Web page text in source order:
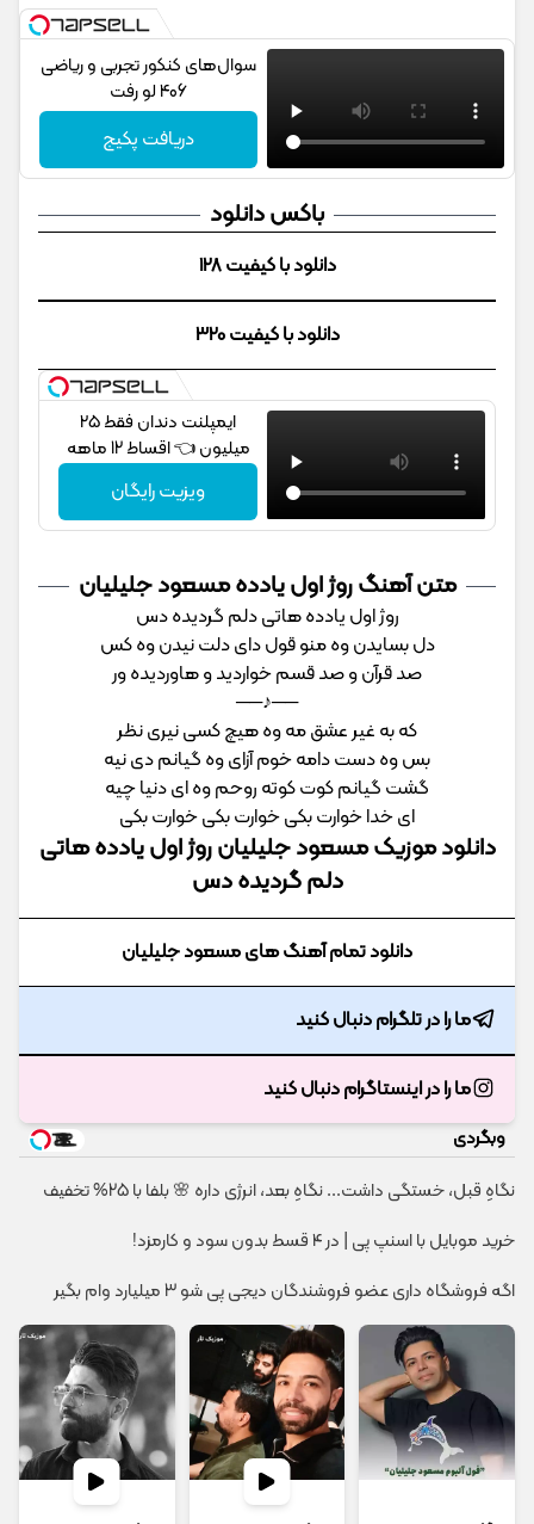
سوال‌های کنکور تجربی و ریاضی
406 لو رفت
دریافت پکیج
باکس دانلود
دانلود با کیفیت 128
دانلود با کیفیت 320
ایمپلنت دندان فقط ۲۵
میلیون 👈 اقساط 12 ماهه
ویزیت رایگان
متن آهنگ روژ اول یادده مسعود جلیلیان
روژ اول یادده هاتی دلم گردیده دس
دل بسایدن وه منو قول دای دلت نیدن وه کس
صد قرآن و صد قسم خواردید و هاوردیده ور
──♪──
که به غیر عشق مه وه هیچ کسی نیری نظر
بس وه دست دامه خوم آزای وه گیانم دی نیه
گشت گیانم کوت کوته روحم وه ای دنیا چیه
ای خدا خوارت بکی خوارت بکی خوارت بکی
دانلود موزیک مسعود جلیلیان روژ اول یادده هاتی
دلم گردیده دس
دانلود تمام آهنگ های مسعود جلیلیان
ما را در تلگرام دنبال کنید
ما را در اینستاگرام دنبال کنید
وبگردی
نگاهِ قبل، خستگی داشت... نگاهِ بعد، انرژی داره 🌸 بلفا با 25% تخفیف
خرید موبایل با اسنپ پی | در ۴ قسط بدون سود و کارمزد!
اگه فروشگاه داری عضو فروشندگان دیجی پی شو 3 میلیارد وام بگیر